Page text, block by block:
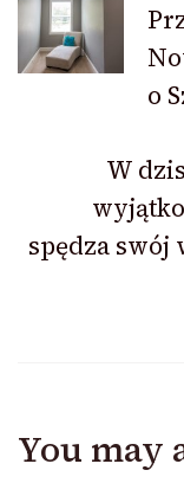
o
W
spędza swój
You may